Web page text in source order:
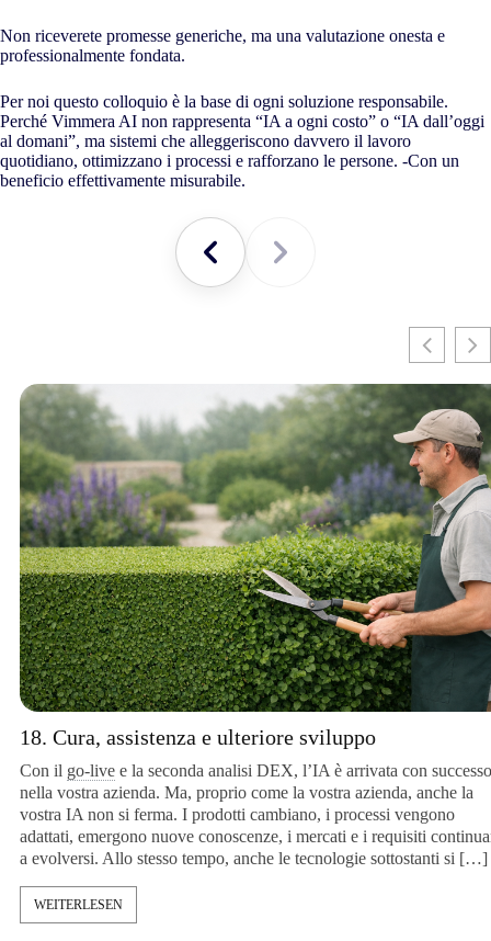
Non riceverete promesse generiche, ma una valutazione onesta e
professionalmente fondata.
Per noi questo colloquio è la base di ogni soluzione responsabile.
Perché Vimmera AI non rappresenta “IA a ogni costo” o “IA dall’oggi
al domani”, ma sistemi che alleggeriscono davvero il lavoro
quotidiano, ottimizzano i processi e rafforzano le persone. -Con un
beneficio effettivamente misurabile.
18. Cura, assistenza e ulteriore sviluppo
Con il go-livee la seconda analisi DEX, l’IA è arrivata con successo
nella vostra azienda. Ma, proprio come la vostra azienda, anche la
vostra IA non si ferma. I prodotti cambiano, i processi vengono
adattati, emergono nuove conoscenze, i mercati e i requisiti
a evolversi. Allo stesso tempo, anche le tecnologie sottostanti si […]
WEITERLESEN